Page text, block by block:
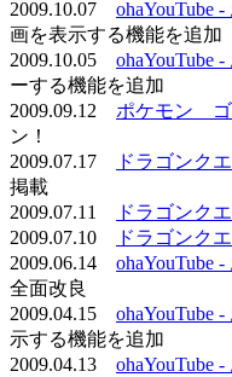
2009.10.07 ohaYouTube
画を表示する機能を追加
2009.10.05 ohaYouTube
ーする機能を追加
2009.09.12 ポケモン ゴ
ン！
2009.07.17
ドラゴンク
掲載
2009.07.11
ドラゴンク
2009.07.10
ドラゴンク
2009.06.14 ohaYouTube
全面改良
2009.04.15 ohaYouTube
示する機能を追加
2009.04.13 ohaYouTube